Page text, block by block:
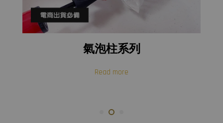
氣泡柱系列
Read more